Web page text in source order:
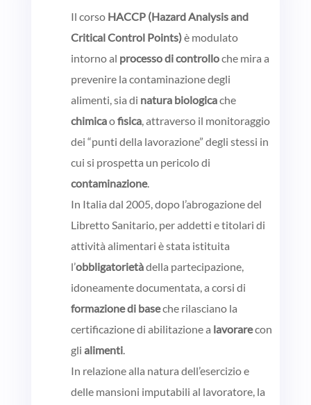
Il corso HACCP (Hazard Analysis and
Critical Control Points)è modulato
intorno al processo di controlloche mira a
prevenire la contaminazione degli
alimenti, sia di natura biologicache
chimicaofisica, attraverso il monitoraggio
dei “punti della lavorazione” degli stessi in
cui si prospetta un pericolo di
contaminazione.
In Italia dal 2005, dopo l’abrogazione del
Libretto Sanitario, per addetti e titolari di
attività alimentari è stata istituita
l’obbligatorietàdella partecipazione,
idoneamente documentata, a corsi di
formazione di baseche rilasciano la
certificazione di abilitazione a lavorarecon
gli alimenti.
In relazione alla natura dell’esercizio e
delle mansioni imputabili al lavoratore, la